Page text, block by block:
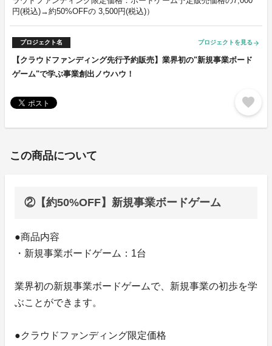
円(税込)→約50%OFFの 3,500円(税込)）
プロジェクト名 プロジェクトを見る arrow_forward
【クラウドファンディング先行予約販売】業界初の"新規事業ボード
ゲーム"で学ぶ事業創出ノウハウ！
favorite
この商品について
②【約50%OFF】新規事業ボードゲーム
●商品内容
・新規事業ボードゲーム：1台
業界初の新規事業ボードゲームで、新規事業の初歩を学
ぶことができます。
●クラウドファンディング限定価格